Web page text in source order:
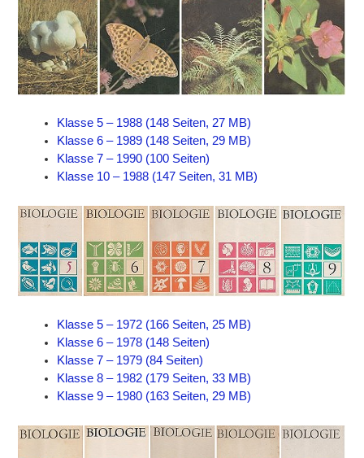
Klasse 5 – 1988 (148 Seiten, 27 MB)
Klasse 6 – 1989 (148 Seiten, 29 MB)
Klasse 7 – 1990 (100 Seiten)
Klasse 10 – 1988 (147 Seiten, 31 MB)
Klasse 5 – 1972 (166 Seiten, 25 MB)
Klasse 6 – 1978 (148 Seiten)
Klasse 7 – 1979 (84 Seiten)
Klasse 8 – 1982 (179 Seiten, 33 MB)
Klasse 9 – 1980 (163 Seiten, 29 MB)